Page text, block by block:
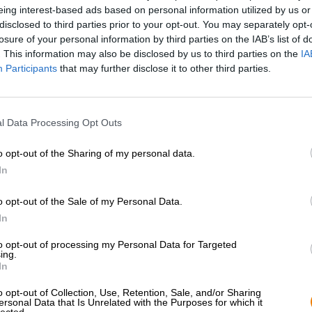
interest-based ads based on personal information utilized by us
to third parties prior to your opt-out. You may separately
of your personal information by third parties on the IAB’s list of
This information may also be disclosed by us to third parties on the
Participants that may further disclose it to other third parties.
Data Processing Opt Outs
opt-out of the Sharing of my personal data.
opt-out of the Sale of my Personal Data.
opt-out of processing my Personal Data for Targeted
opt-out of Collection, Use, Retention, Sale, and/or Sharing
Data that Is Unrelated with the Purposes for which it
* Prijzen zijn inclusief wettelijke BTW. PlusScheepvaart plus
* Prijzen zijn inclusief accijns
Omschrijving Info Beoordelingen (0)
Om als brouwerij succesvol te zijn, is het belangrijk
Brouwers moeten weten wat er momenteel gebeurt in
wereld naar verlangen. Natuurlijk hebben de meeste
volledig ontsnappen aan de dictaten van trends.
Met de nieuwste creatie Born To Be Free laat Orca
eigen signatuur en een trendy brouwsel kan worden
vom Endt en zijn team gezwicht voor de druk van
assortiment toegevoegd. Om trouw te blijven aan
nonsense bier zonder revoluties, maar ontwikkelden
pale ale met minder dan 0,5% alcohol. Het brouwsel
De alcoholvrije Radler uit de samenwerking maakt